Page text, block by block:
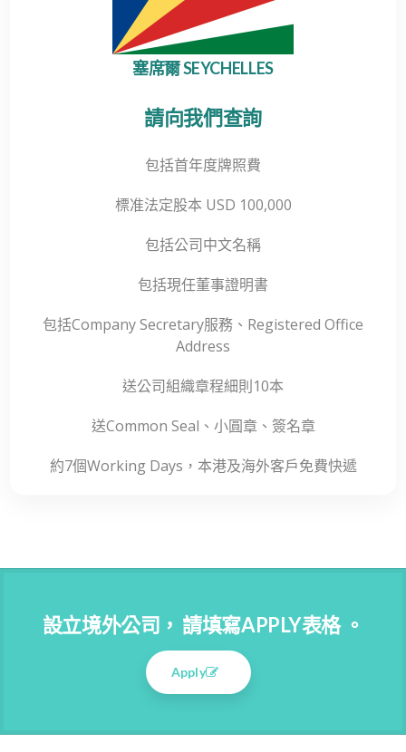
塞席爾 SEYCHELLES
請向我們查詢
包括首年度牌照費
標准法定股本 USD 100,000
包括公司中文名稱
包括現任董事證明書
包括Company Secretary服務、Registered Office
Address
送公司組織章程細則10本
送Common Seal、小圓章、簽名章
約7個Working Days，本港及海外客戶免費快遞
設立境外公司， 請填寫APPLY表格 。
Apply